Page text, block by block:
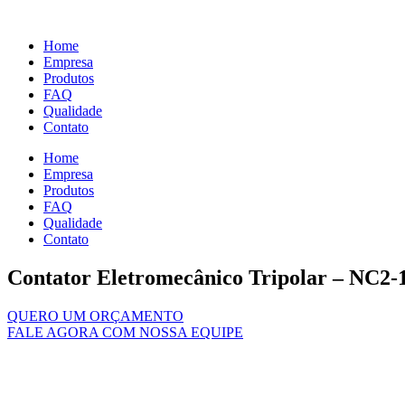
conteúdo
Home
Empresa
Produtos
FAQ
Qualidade
Contato
Home
Empresa
Produtos
FAQ
Qualidade
Contato
Contator Eletromecânico Tripolar – NC2-
QUERO UM ORÇAMENTO
FALE AGORA COM NOSSA EQUIPE